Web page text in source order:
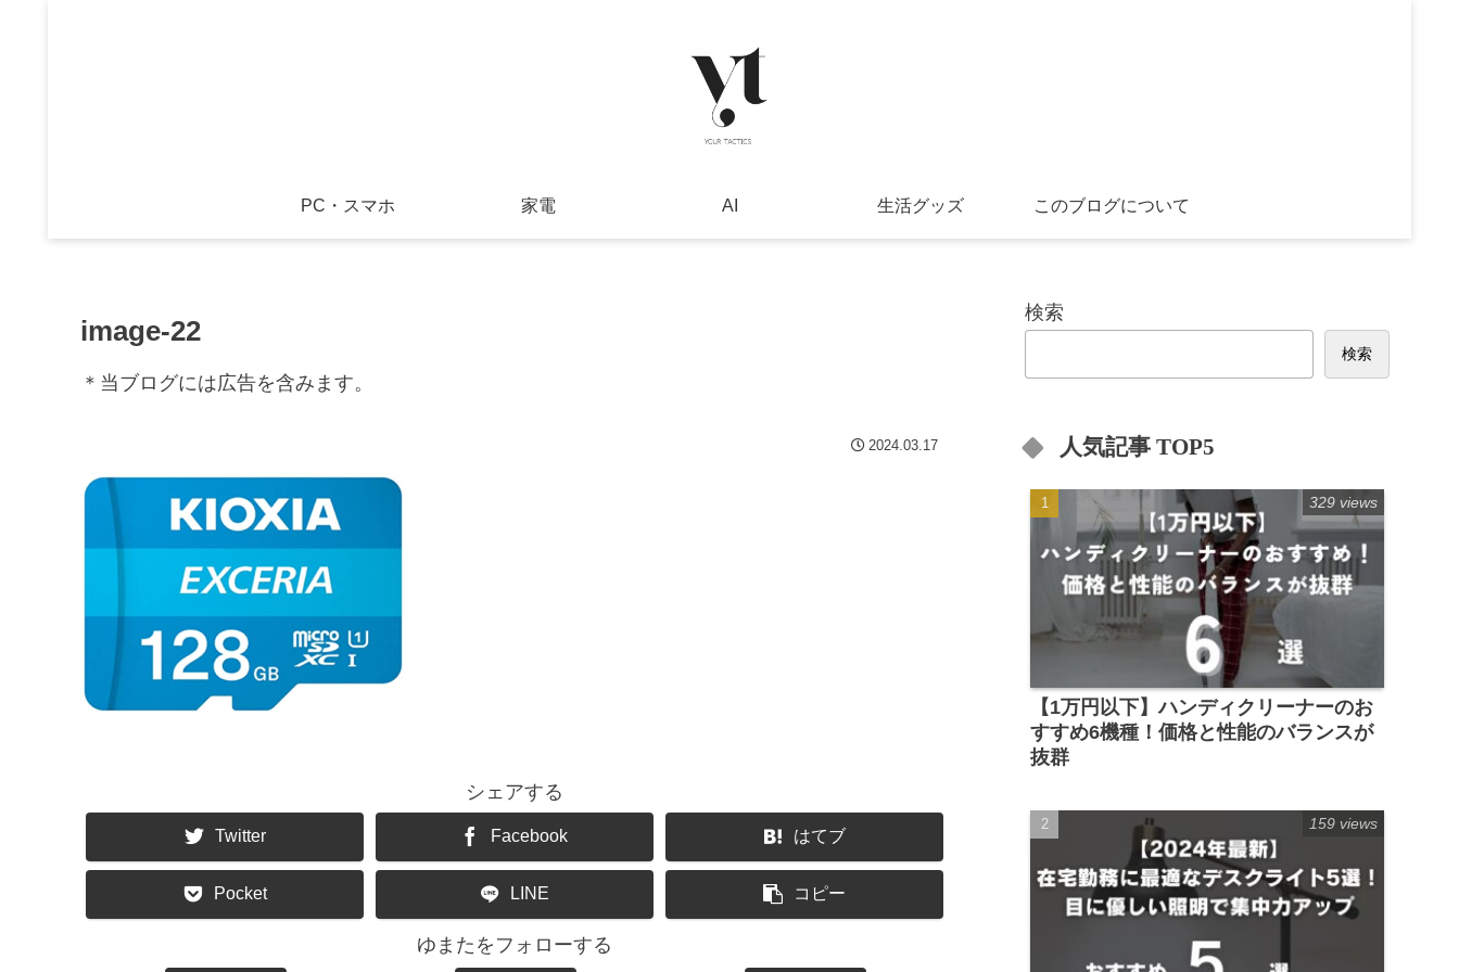
PC・スマホ 家電 AI 生活グッズ このブログについて
image-22
＊当ブログには広告を含みます。
2024.03.17
シェアする
Twitter Facebook はてブ
Pocket LINE コピー
ゆまたをフォローする
検索
検索
人気記事 TOP5
【1万円以下】ハンディクリーナーのお
すすめ6機種！価格と性能のバランスが
抜群
329 views
159 views